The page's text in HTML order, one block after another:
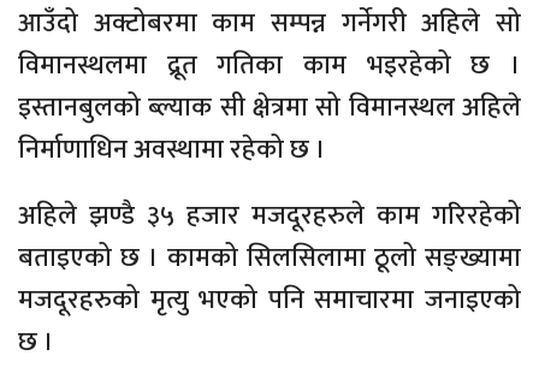
आउँदो अक्टोबरमा काम सम्पन्न गर्नेगरी अहिले सो
विमानस्थलमा द्रूत गतिका काम भइरहेको छ ।
इस्तानबुलको ब्ल्याक सी क्षेत्रमा सो विमानस्थल अहिले
निर्माणाधिन अवस्थामा रहेको छ ।
अहिले झण्डै ३५ हजार मजदूरहरुले काम गरिरहेको
बताइएको छ । कामको सिलसिलामा ठूलो सङ्ख्यामा
मजदूरहरुको मृत्यु भएको पनि समाचारमा जनाइएको
छ ।